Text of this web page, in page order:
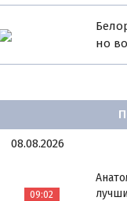
но
08.08.2026
09:02